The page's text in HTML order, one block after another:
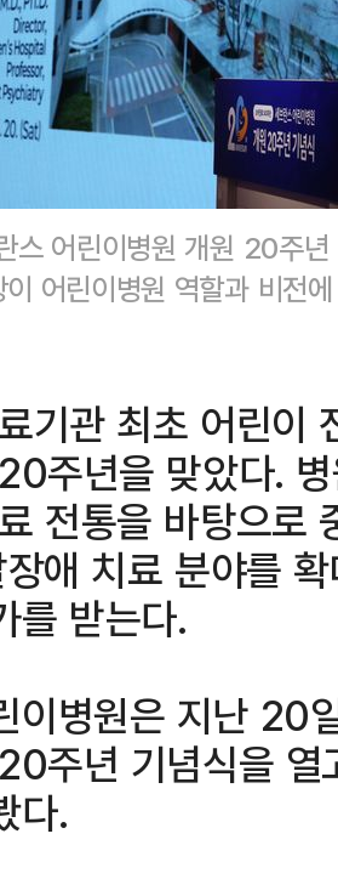
스 어린이병원 개원 20주
이 어린이병원 역할과 비전
기관 최초 어린이
주년을 맞았다.
전통을 바탕으로
애 치료 분야를
를 받는다.
이병원은 지난 20
주년 기념식을
다.